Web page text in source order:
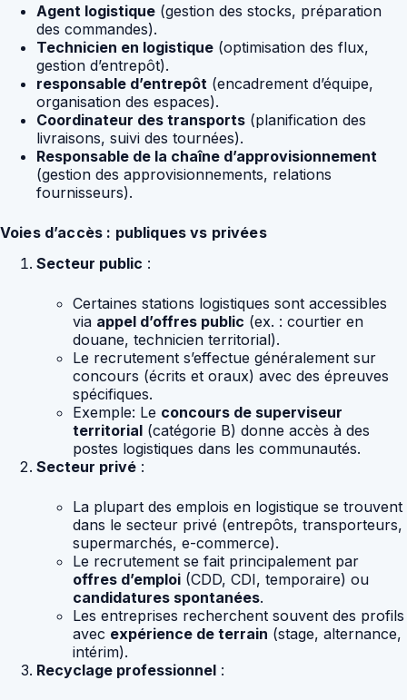
Agent logistique (gestion des stocks, préparation
des commandes).
Technicien en logistique (optimisation des flux,
gestion d’entrepôt).
responsable d’entrepôt (encadrement d’équipe,
organisation des espaces).
Coordinateur des transports (planification des
livraisons, suivi des tournées).
Responsable de la chaîne d’approvisionnement
(gestion des approvisionnements, relations
fournisseurs).
Voies d’accès : publiques vs privées
Secteur public :
Certaines stations logistiques sont accessibles
via appel d’offres public (ex. : courtier en
douane, technicien territorial).
Le recrutement s’effectue généralement sur
concours (écrits et oraux) avec des épreuves
spécifiques.
Exemple: Le concours de superviseur
territorial (catégorie B) donne accès à des
postes logistiques dans les communautés.
Secteur privé :
La plupart des emplois en logistique se trouvent
dans le secteur privé (entrepôts, transporteurs,
supermarchés, e-commerce).
Le recrutement se fait principalement par
offres d’emploi (CDD, CDI, temporaire) ou
candidatures spontanées.
Les entreprises recherchent souvent des profils
avec expérience de terrain (stage, alternance,
intérim).
Recyclage professionnel :